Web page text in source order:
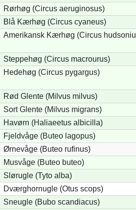
Rørhøg (Circus aeruginosus)
Blå Kærhøg (Circus cyaneus)
Amerikansk Kærhøg (Circus
Steppehøg (Circus macrourus)
Hedehøg (Circus pygargus)
Rød Glente (Milvus milvus)
Sort Glente (Milvus migrans)
Havørn (Haliaeetus albicilla)
Fjeldvåge (Buteo lagopus)
Ørnevåge (Buteo rufinus)
Musvåge (Buteo buteo)
Slørugle (Tyto alba)
Dværghornugle (Otus scops)
Sneugle (Bubo scandiacus)